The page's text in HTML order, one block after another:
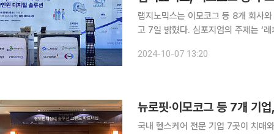
랩지노믹스는 이모코그 등 8개 회사
고 7일 밝혔다. 심포지엄의 주제는 ‘레카네맙의 올바른 사용을 위한 대한치매학회 권고안 발표 및
자간 업무협약(MOU)을 체결한 국내
2024-10-07 13:20
뉴로핏‧이모코그 등 7개 기
국내 헬스케어 전문 기업 7곳이 치매와 경